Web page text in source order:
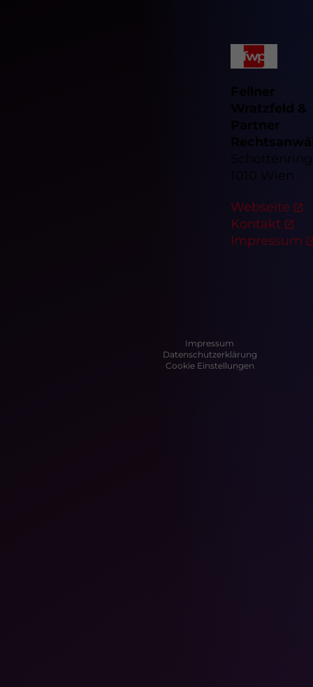
Fellner
Wratzfeld &
Partner
Schottenring
1010 Wien
Webseite
Kontakt
Im­pres­sum
Impressum
Datenschutzerklärung
Cookie Einstellungen